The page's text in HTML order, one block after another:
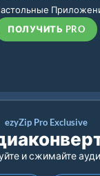
ПОЛУЧИТЬ PRO
ezyZip Pro Exclusive
и сжимайте